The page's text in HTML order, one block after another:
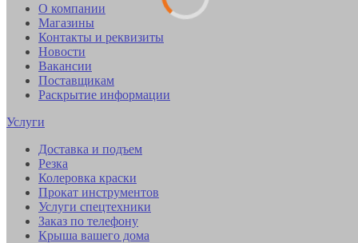
О компании
Магазины
Контакты и реквизиты
Новости
Вакансии
Поставщикам
Раскрытие информации
Услуги
Доставка и подъем
Резка
Колеровка краски
Прокат инструментов
Услуги спецтехники
Заказ по телефону
Крыша вашего дома